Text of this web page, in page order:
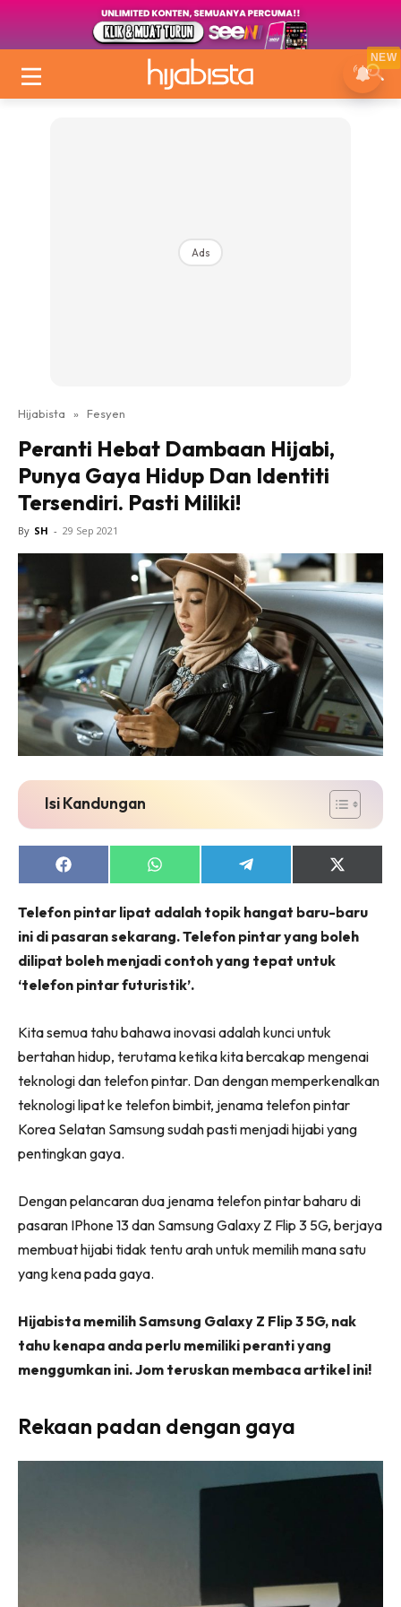
Ads
Hijabista » Fesyen
Peranti Hebat Dambaan Hijabi,
Punya Gaya Hidup Dan Identiti
Tersendiri. Pasti Miliki!
By SH - 29 Sep 2021
Isi Kandungan
Share
on
Share
on
Share
on
Share
on
(Twitter)
Telefon pintar lipat adalah topik hangat baru-baru
ini di pasaran sekarang. Telefon pintar yang boleh
dilipat boleh menjadi contoh yang tepat untuk
‘telefon pintar futuristik’.
Kita semua tahu bahawa inovasi adalah kunci untuk
bertahan hidup, terutama ketika kita bercakap mengenai
teknologi dan telefon pintar. Dan dengan memperkenalkan
teknologi lipat ke telefon bimbit, jenama telefon pintar
Korea Selatan Samsung sudah pasti menjadi hijabi yang
pentingkan gaya.
Dengan pelancaran dua jenama telefon pintar baharu di
pasaran IPhone 13 dan Samsung Galaxy Z Flip 3 5G, berjaya
membuat hijabi tidak tentu arah untuk memilih mana satu
yang kena pada gaya.
Hijabista memilih Samsung Galaxy Z Flip 3 5G, nak
tahu kenapa anda perlu memiliki peranti yang
menggumkan ini. Jom teruskan membaca artikel ini!
Rekaan padan dengan gaya
NEW